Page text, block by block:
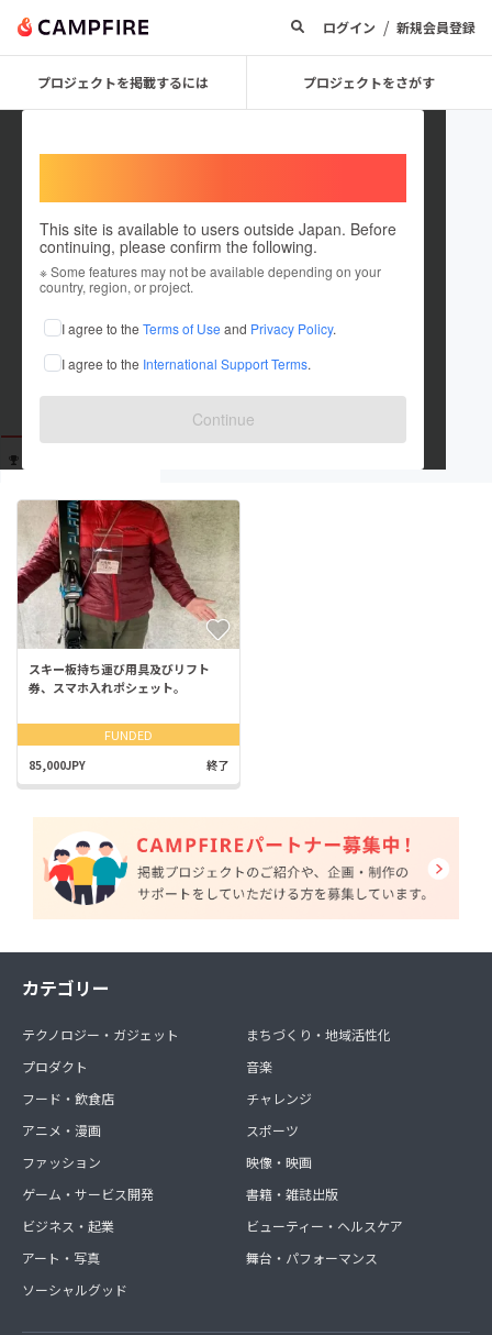
ログイン / 新規会員登録
プロジェクトを掲載するには プロジェクトをさがす
This site is available to users outside Japan. Before
continuing, please confirm the following.
※ Some features may not be available depending on your
country, region, or project.
I agree to the Terms of Use and Privacy Policy.
I agree to the International Support Terms.
Continue
koikepaisenn
出身国：未設定
スキー板持ち運び用具及びリフト
券、スマホ入れポシェット。
FUNDED
85,000JPY 終了
カテゴリー
テクノロジー・ガジェット
プロダクト
フード・飲食店
アニメ・漫画
ファッション
ゲーム・サービス開発
ビジネス・起業
アート・写真
ソーシャルグッド
まちづくり・地域活性化
音楽
チャレンジ
スポーツ
映像・映画
書籍・雑誌出版
ビューティー・ヘルスケア
舞台・パフォーマンス